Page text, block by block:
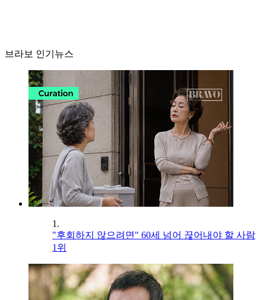
브라보 인기뉴스
1.
"후회하지 않으려면" 60세 넘어 끊어내야 할 사람
1위